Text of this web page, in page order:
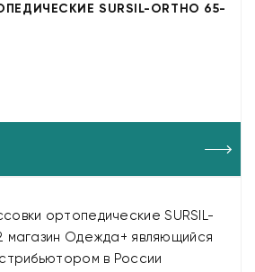
SURSIL-ORTHO 65-